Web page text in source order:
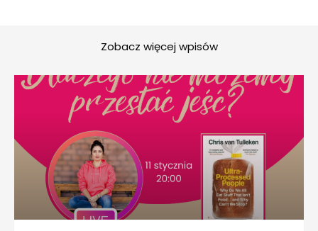
Zobacz więcej wpisów